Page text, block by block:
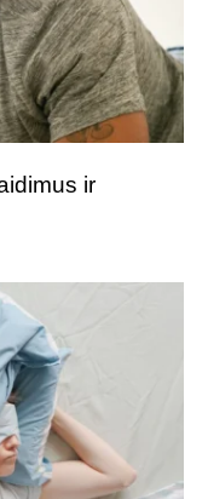
ir